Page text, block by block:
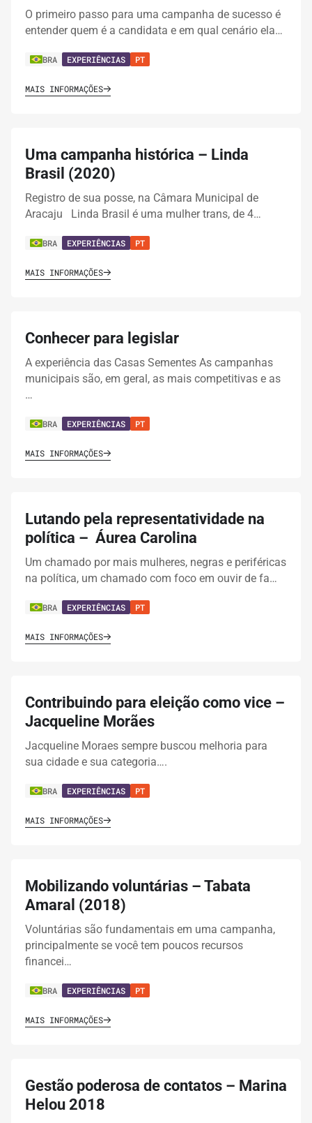
O primeiro passo para uma campanha de sucesso é
entender quem é a candidata e em qual cenário ela…
BRA EXPERIÊNCIAS PT
MAIS INFORMAÇÕES
Uma campanha histórica – Linda
Brasil (2020)
Registro de sua posse, na Câmara Municipal de
Aracaju Linda Brasil é uma mulher trans, de 4…
BRA EXPERIÊNCIAS PT
MAIS INFORMAÇÕES
Conhecer para legislar
A experiência das Casas Sementes As campanhas
municipais são, em geral, as mais competitivas e as
…
BRA EXPERIÊNCIAS PT
MAIS INFORMAÇÕES
Lutando pela representatividade na
política – Áurea Carolina
Um chamado por mais mulheres, negras e periféricas
na política, um chamado com foco em ouvir de fa…
BRA EXPERIÊNCIAS PT
MAIS INFORMAÇÕES
Contribuindo para eleição como vice –
Jacqueline Morães
Jacqueline Moraes sempre buscou melhoria para
sua cidade e sua categoria….
BRA EXPERIÊNCIAS PT
MAIS INFORMAÇÕES
Mobilizando voluntárias – Tabata
Amaral (2018)
Voluntárias são fundamentais em uma campanha,
principalmente se você tem poucos recursos
financei…
BRA EXPERIÊNCIAS PT
MAIS INFORMAÇÕES
Gestão poderosa de contatos – Marina
Helou 2018